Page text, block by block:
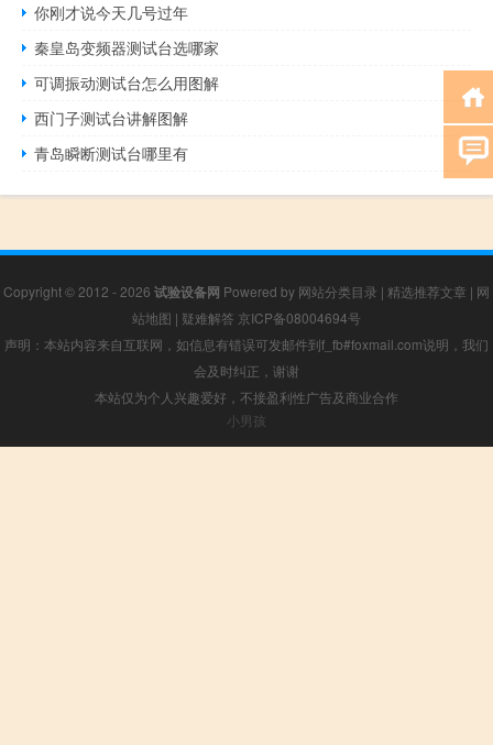
你刚才说今天几号过年
秦皇岛变频器测试台选哪家
可调振动测试台怎么用图解
西门子测试台讲解图解
青岛瞬断测试台哪里有
Copyright © 2012 - 2026 试验设备网 Powered by 网站分类目录 | 精选推荐文章 | 网
站地图 | 疑难解答 京ICP备08004694号
声明：本站内容来自互联网，如信息有错误可发邮件到f_fb#foxmail.com说明，我们
会及时纠正，谢谢
本站仅为个人兴趣爱好，不接盈利性广告及商业合作
小男孩